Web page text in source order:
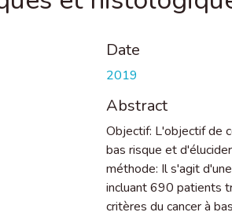
Date
2019
Abstract
Objectif: L'objectif de
bas risque et
méthode: Il s'agit
incluant 690 patients
critères du cancer à